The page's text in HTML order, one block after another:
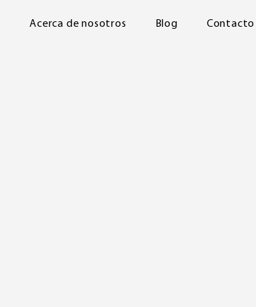
Acerca de nosotros Blog Contacto